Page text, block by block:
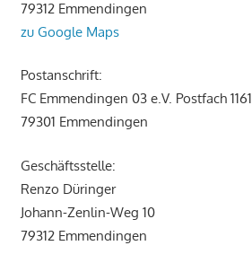
79312 Emmendingen
zu Google Maps
Postanschrift:
FC Emmendingen 03 e.V. Postfach 1161
79301 Emmendingen
Geschäftsstelle:
Renzo Düringer
Johann-Zenlin-Weg 10
79312 Emmendingen